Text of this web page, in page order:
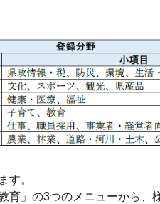
す。
育」の3つのメニューから、